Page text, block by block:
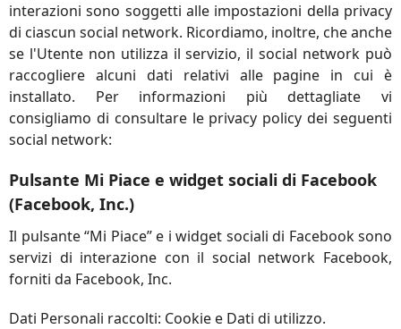
interazioni sono soggetti alle impostazioni della privacy
di ciascun social network. Ricordiamo, inoltre, che anche
se l'Utente non utilizza il servizio, il social network può
raccogliere alcuni dati relativi alle pagine in cui è
installato. Per informazioni più dettagliate vi
consigliamo di consultare le privacy policy dei seguenti
social network:
Pulsante Mi Piace e widget sociali di Facebook
(Facebook, Inc.)
Il pulsante “Mi Piace” e i widget sociali di Facebook sono
servizi di interazione con il social network Facebook,
forniti da Facebook, Inc.
Dati Personali raccolti: Cookie e Dati di utilizzo.